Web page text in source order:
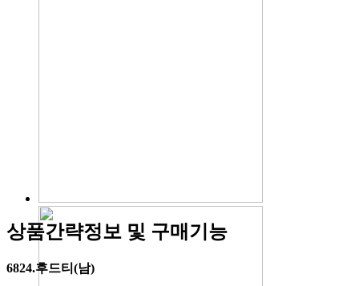
상품간략정보 및 구매기능
6824.후드티(남)